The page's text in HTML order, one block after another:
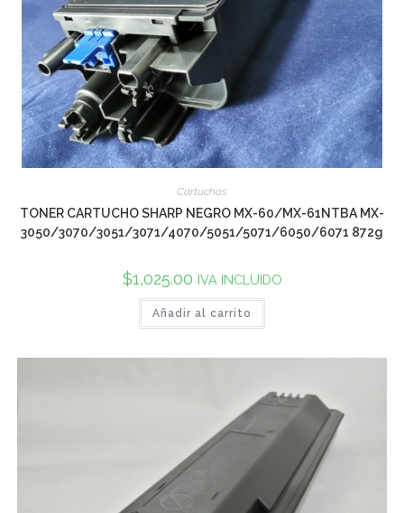
Cartuchos
TONER CARTUCHO SHARP NEGRO MX-60/MX-61NTBA MX-
3050/3070/3051/3071/4070/5051/5071/6050/6071 872g
$1,025.00 IVA INCLUIDO
Añadir al carrito